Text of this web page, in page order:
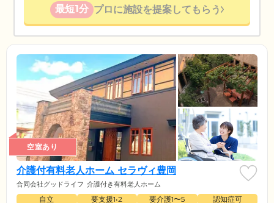
最短1分 プロに施設を提案してもらう
空室あり
介護付有料老人ホーム セラヴィ豊岡
合同会社グッドライフ 介護付き有料老人ホーム
自立 要支援1•2 要介護1〜5
認知症可